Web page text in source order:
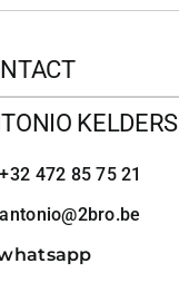
KELDERS
+32 472 85 75 21
antonio@2bro.be